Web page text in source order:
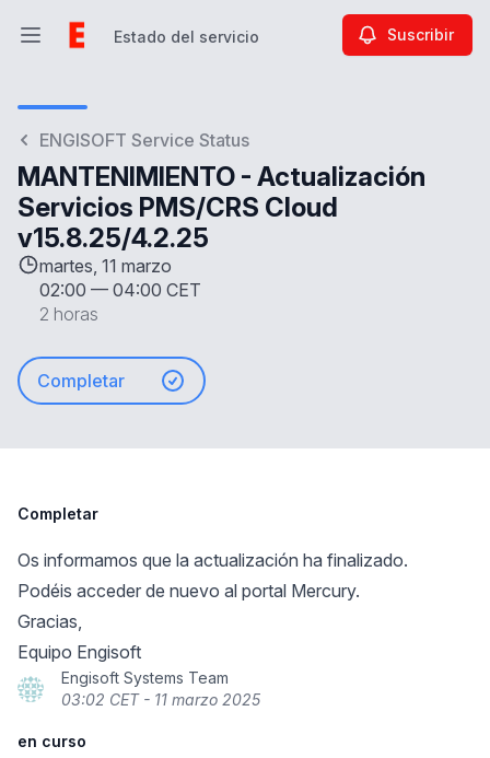
Abrir menú principalEstado del servicio Suscribir
ENGISOFT Service Status
MANTENIMIENTO - Actualización
Servicios PMS/CRS Cloud
v15.8.25/4.2.25
martes, 11 marzo
02:00 — 04:00 CET
2 horas
Completar
Completar
Os informamos que la actualización ha finalizado.
Podéis acceder de nuevo al portal Mercury.
Gracias,
Equipo Engisoft
Engisoft Systems Team
03:02 CET - 11 marzo 2025
en curso